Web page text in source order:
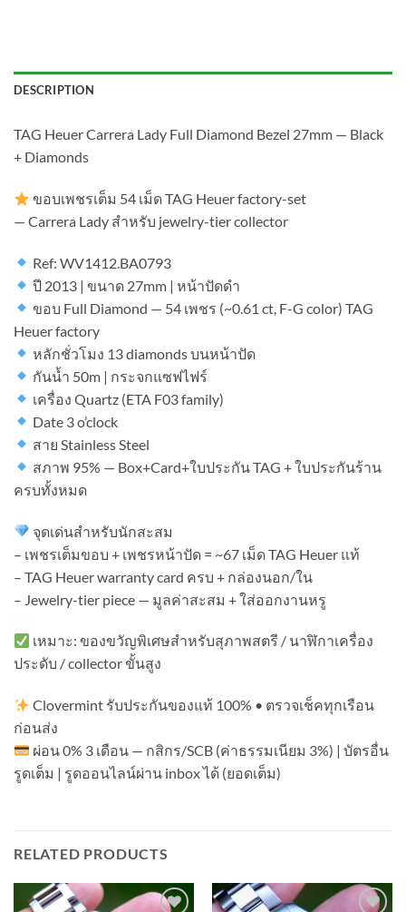
DESCRIPTION
TAG Heuer Carrera Lady Full Diamond Bezel 27mm — Black
+ Diamonds
ขอบเพชรเต็ม 54 เม็ด TAG Heuer factory-set
— Carrera Lady สำหรับ jewelry-tier collector
Ref: WV1412.BA0793
ปี 2013 | ขนาด 27mm | หน้าปัดดำ
ขอบ Full Diamond — 54 เพชร (~0.61 ct, F-G color) TAG
Heuer factory
หลักชั่วโมง 13 diamonds บนหน้าปัด
กันน้ำ 50m | กระจกแซฟไฟร์
เครื่อง Quartz (ETA F03 family)
Date 3 o’clock
สาย Stainless Steel
สภาพ 95% — Box+Card+ใบประกัน TAG + ใบประกันร้าน
ครบทั้งหมด
จุดเด่นสำหรับนักสะสม
– เพชรเต็มขอบ + เพชรหน้าปัด = ~67 เม็ด TAG Heuer แท้
– TAG Heuer warranty card ครบ + กล่องนอก/ใน
– Jewelry-tier piece — มูลค่าสะสม + ใส่ออกงานหรู
เหมาะ: ของขวัญพิเศษสำหรับสุภาพสตรี / นาฬิกาเครื่อง
ประดับ / collector ขั้นสูง
Clovermint รับประกันของแท้ 100% • ตรวจเช็คทุกเรือน
ก่อนส่ง
ผ่อน 0% 3 เดือน — กสิกร/SCB (ค่าธรรมเนียม 3%) | บัตรอื่น
รูดเต็ม | รูดออนไลน์ผ่าน inbox ได้ (ยอดเต็ม)
RELATED PRODUCTS